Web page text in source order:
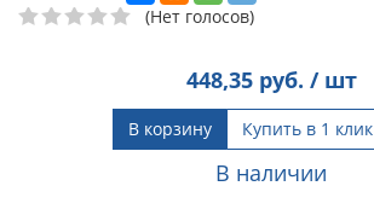
(Нет голосов)
448,35руб. / шт
В корзину Купить в 1 клик
В наличии